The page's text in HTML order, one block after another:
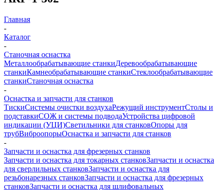
Главная
-
Каталог
-
Станочная оснастка
Металлообрабатывающие станкиДеревообрабатывающие
станкиКамнеобрабатывающие станкиСтеклообрабатывающие
станкиСтаночная оснастка
-
Оснастка и запчасти для станков
ТискиСистемы очистки воздухаРежущий инструментСтолы и
подставкиСОЖ и системы подводаУстройства цифровой
индикации (УЦИ)Светильники для станковОпоры для
трубВиброопорыОснастка и запчасти для станков
-
Запчасти и оснастка для фрезерных станков
Запчасти и оснастка для токарных станковЗапчасти и оснастка
для сверлильных станковЗапчасти и оснастка для
резьбонарезных станковЗапчасти и оснастка для фрезерных
станковЗапчасти и оснастка для шлифовальных